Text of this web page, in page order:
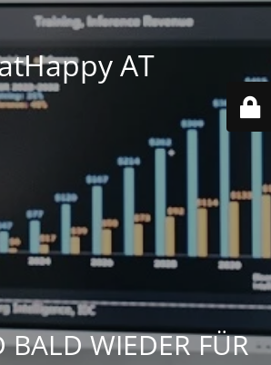
AT
BALD WIEDER FÜR